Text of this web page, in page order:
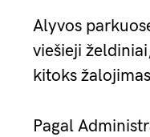
Alyvos
viešieji
kitoks
Pagal